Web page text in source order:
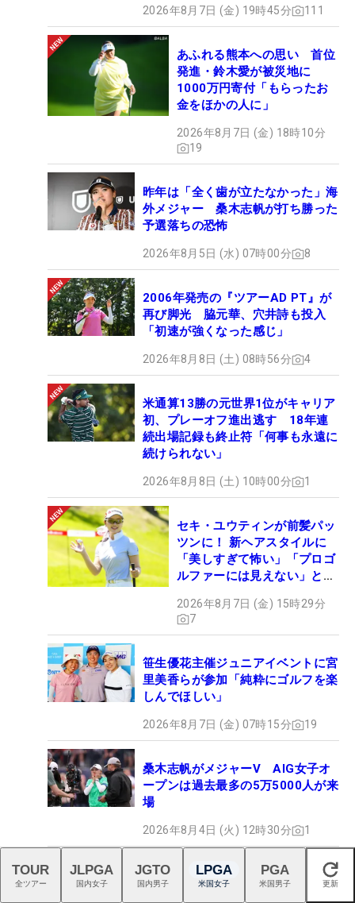
2026年8月7日 (金) 19時45分 111
あふれる熊本への思い 首位
発進・鈴木愛が被災地に
1000万円寄付「もらったお
金をほかの人に」
2026年8月7日 (金) 18時10分
19
昨年は「全く歯が立たなかった」海
外メジャー 桑木志帆が打ち勝った
予選落ちの恐怖
2026年8月5日 (水) 07時00分 8
2006年発売の『ツアーAD PT』が
再び脚光 脇元華、穴井詩も投入
「初速が強くなった感じ」
2026年8月8日 (土) 08時56分 4
米通算13勝の元世界1位がキャリア
初、プレーオフ進出逃す 18年連
続出場記録も終止符「何事も永遠に
続けられない」
2026年8月8日 (土) 10時00分 1
セキ・ユウティンが前髪パッ
ツンに！ 新ヘアスタイルに
「美しすぎて怖い」「プロゴ
ルファーには見えない」とコ
2026年8月7日 (金) 15時29分
7
笹生優花主催ジュニアイベントに宮
里美香らが参加「純粋にゴルフを楽
しんでほしい」
2026年8月7日 (金) 07時15分 19
桑木志帆がメジャーV AIG女子オ
ープンは過去最多の5万5000人が来
場
2026年8月4日 (火) 12時30分 1
竹田麗央が13ランクアップ 山下
美夢有は7位【米国女子賞金ランキ
閉じる
TOUR
全ツアー
JLPGA
国内女子
JGTO
国内男子
LPGA
米国女子
PGA
米国男子 更新